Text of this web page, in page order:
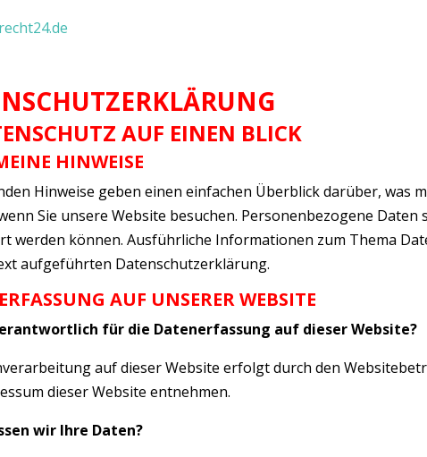
AUF EINEN BLICK
HINWEISE
Hinweise geben einen einfachen Überblick darüber, was
Sie unsere Website besuchen. Personenbezogene Daten
werden können. Ausführliche Informationen zum Thema
aufgeführten Datenschutzerklärung.
AUF UNSERER WEBSITE
für die Datenerfassung auf dieser Website?
auf dieser Website erfolgt durch den
dieser Website entnehmen.
wir Ihre Daten?